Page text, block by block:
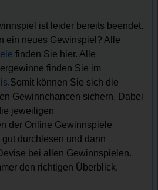
ist leider bereits beendet.
ein neues Gewinspiel? Alle
finden Sie hier. Alle
finden Sie im
.Somit können Sie sich die
Gewinnchancen sichern. Dabei
jeweiligen
der Online Gewinnspiele
durchlesen und dann
bei allen Gewinnspielen.
den richtigen Überblick.